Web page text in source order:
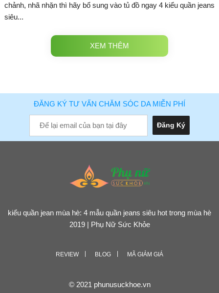
chảnh, nhã nhặn thì hãy bổ sung vào tủ đồ ngay 4 kiểu quần jeans
siêu...
XEM THÊM
ĐĂNG KÝ TƯ VẤN CHĂM SÓC DA MIỄN PHÍ
kiểu quần jean mùa hè: 4 mẫu quần jeans siêu hot trong mùa hè
2019 | Phụ Nữ Sức Khỏe
REVIEW BLOG MÃ GIẢM GIÁ
© 2021 phunusuckhoe.vn